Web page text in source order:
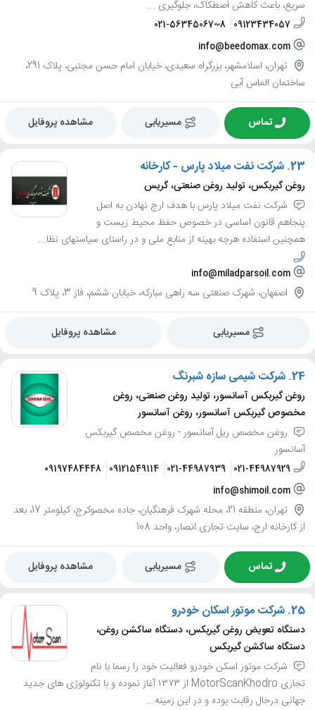
سریع، باعث کاهش اصطکاک، جلوگیری ...
09123434057
021-56345067~8
info@beedomax.com
تهران، اسلامشهر، بزرگراه سعیدی، خیابان امام حسن مجتبی، پلاک 291،
ساختمان الماس آبی
تماس مسیریابی مشاهده پروفایل
23. شرکت نفت میلاد پارس - کارخانه
روغن گیربکس، تولید روغن صنعتی، گریس
شرکت نفت میلاد پارس با هدف ارج نهادن به اصل
پنجاهم قانون اساسی در خصوص حفظ محیط زیست و
همچنین استفاده هرچه بهینه از منابع ملی و در راستای سیاستهای نظا...
info@miladparsoil.com
اصفهان، شهرک صنعتی سه راهی مبارکه، خیابان ششم، فاز 3، پلاک 9
مسیریابی مشاهده پروفایل
24. شرکت شیمی سازه شبرنگ
روغن گیربکس آسانسور، تولید روغن صنعتی، روغن
مخصوص گیربکس آسانسور، روغن آسانسور
روغن مخصص ریل آسانسور - روغن مخصص گیربکس
آسانسور
021-44987929
021-44987939
09121549114
09197484448
info@shimoil.com
تهران، منطقه 21، محله شهرک فرهنگیان، جاده مخصوکرج، کیلومتر 17، بعد
از کارخانه ارج، سایت تجاری انصار، واحد 108
تماس مسیریابی مشاهده پروفایل
25. شرکت موتور اسکان خودرو
دستگاه تعویض روغن گیربکس، دستگاه ساکشن روغن،
دستگاه ساکشن گیربکس
شرکت موتور اسکن خودرو فعالیت خود را رسما با نام
تجاری MotorScanKhodro از ۱۳۷۳ آغاز نموده و با تکنولوژی های جدید
جهانی درحال رقابت بوده و در این زمینه...